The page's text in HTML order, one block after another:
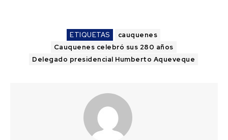
ETIQUETAS
cauquenes
Cauquenes celebró sus 280 años
Delegado presidencial Humberto Aqueveque